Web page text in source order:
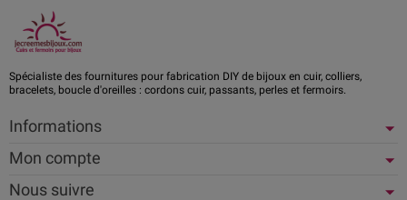
Spécialiste des fournitures pour fabrication DIY de bijoux en cuir, colliers,
bracelets, boucle d'oreilles : cordons cuir, passants, perles et fermoirs.
Informations
Mon compte
Nous suivre